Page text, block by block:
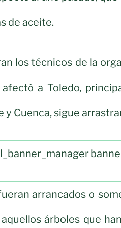
de aceite.
los técnicos de la
a Toledo,
y Cuenca, sigue
arrancados o
árboles que